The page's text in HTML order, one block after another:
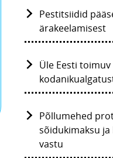
Pestitsiidid
ärakeelamisest
Üle Eesti
Põllumehed
sõidukimaksu
vastu